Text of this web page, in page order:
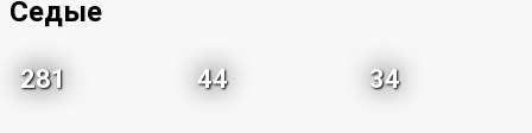
Седые
281 44 34